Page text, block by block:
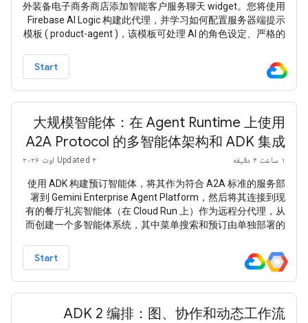
外装备电子商务商店添加智能客户服务聊天 widget。您将使用
Firebase AI Logic 构建此代理，并学习如何配置服务器端提示
模板 ( product-agent )，该模板可处理 AI 的角色设定、严格的
用本 Codelab 中的 Firebase 服务，您的 Firebase 项目必须采
用 随用随付 (Blaze) 定价方案
Start
大规模智能体：在 Agent Runtime 上使用
A2A Protocol 的多智能体架构和 ADK 集成
۱ ساعت ۴ دقیقه Updated ۴ اوت ۲۰۲۶
使用 ADK 构建预订智能体，将其作为符合 A2A 标准的服务部
署到 Gemini Enterprise Agent Platform，然后将其连接到现
有的餐厅礼宾智能体（在 Cloud Run 上）作为远程分代理，从
而创建一个多智能体系统，其中菜单搜索和预订由单独部署的
Start
ADK 2 编排：图、协作和动态工作流